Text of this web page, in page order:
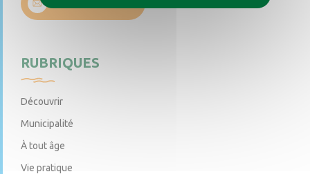
RUBRIQUES
Découvrir
Municipalité
À tout âge
Vie pratique